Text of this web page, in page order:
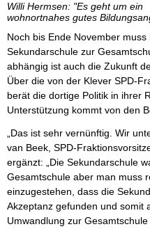
Willi Hermsen: "Es geht um ein
wohnortnahes gutes
Noch bis Ende November
Sekundarschule zur
abhängig ist auch die Zukunft
Über die von der Klever SPD-
berät die dortige Politik in ihrer
Unterstützung kommt von den
„Das ist sehr vernünftig. Wir
van Beek, SPD-
ergänzt: „Die Sekundarschule
Gesamtschule aber man muss
einzugestehen, dass die
Akzeptanz gefunden und somit
Umwandlung zur